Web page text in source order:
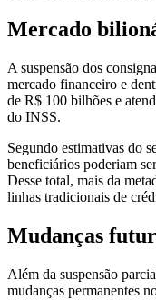
Mercado
A suspensão dos
mercado financeiro e
de R$ 100 bilhões e
do INSS.
Segundo estimativas do
beneficiários poderiam
Desse total, mais da
linhas tradicionais de
Mudanças
Além da suspensão
mudanças permanentes